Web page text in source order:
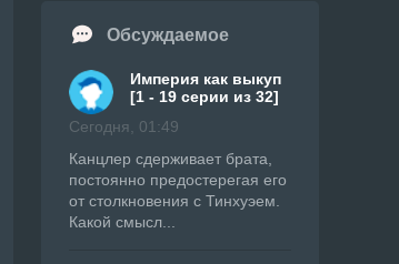
Обсуждаемое
Империя как выкуп
[1 - 19 серии из 32]
Сегодня, 01:49
Канцлер сдерживает брата,
постоянно предостерегая его
от столкновения с Тинхуэем.
Какой смысл...